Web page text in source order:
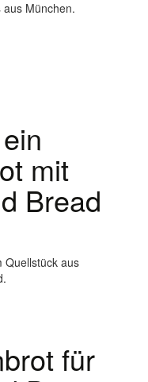
München.
mit
Bread
Quellstück aus
für